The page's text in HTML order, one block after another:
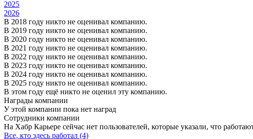
2025
2026
В 2018 году никто не оценивал компанию.
В 2019 году никто не оценивал компанию.
В 2020 году никто не оценивал компанию.
В 2021 году никто не оценивал компанию.
В 2022 году никто не оценивал компанию.
В 2023 году никто не оценивал компанию.
В 2024 году никто не оценивал компанию.
В 2025 году никто не оценивал компанию.
В этом году ещё никто не оценил эту компанию.
Награды компании
У этой компании пока нет наград
Сотрудники компании
На Хабр Карьере сейчас нет пользователей, которые указали, что
Все, кто здесь работал (4)